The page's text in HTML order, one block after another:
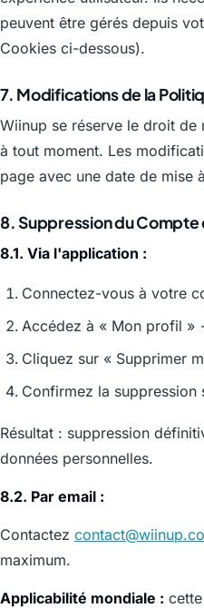
peuvent être gérés depuis
Cookies ci-dessous).
7. Modifications de la
Wiinup se réserve le droit
à tout moment. Les
page avec une date de mise
8. Suppression du Compte
8.1. Via l'application :
Connectez-vous à votre
Accédez à « Mon profil »
Cliquez sur « Supprimer
Confirmez la suppression
Résultat : suppression
données personnelles.
8.2. Par email :
Contactez
maximum.
Applicabilité mondiale :